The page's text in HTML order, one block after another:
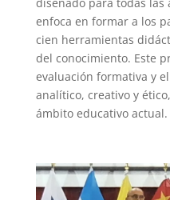
enfoca en formar a los
cien herramientas
del conocimiento. Este
evaluación formativa y
analítico, creativo y
ámbito educativo actual.